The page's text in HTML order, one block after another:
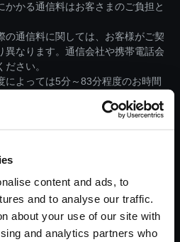
content and ads, to
and to analyse our traffic.
about your use of our site with
and analytics partners who
かかる通信料はお客さまのご負担と
の通信料に関しては、お客様がご契
異なります。通信会社や携帯電話会
さい。
によっては5分～83分程度のお時間
ダウンロードの際には、通信環境
曲】プラグマタ オリジナル